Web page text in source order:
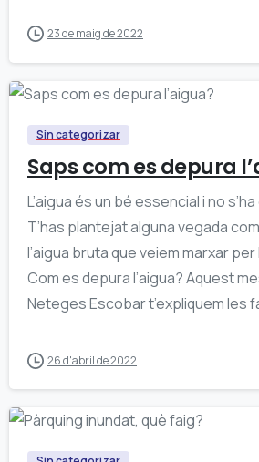
23 de maig de 2022
Sin categorizar
Saps com es depura
L’aigua és un bé essencial i no
T’has plantejat alguna vegada
l’aigua bruta que veiem marxar
Com es depura l’aigua? Aquest
Neteges Escobar t’expliquem les
26 d'abril de 2022